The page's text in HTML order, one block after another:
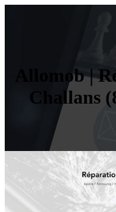
Allomob |
Challans